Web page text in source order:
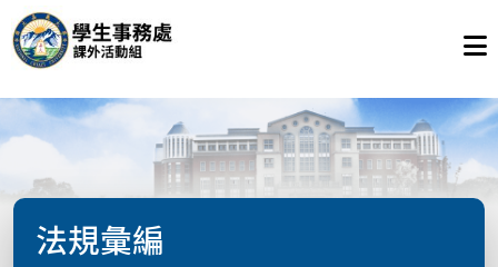
法規彙編